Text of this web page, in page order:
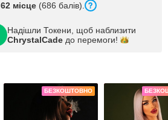
62 місце (686 балів).
Надішли Токени, щоб наблизити
ChrystalCade до перемоги!
БЕЗКОШТОВНО